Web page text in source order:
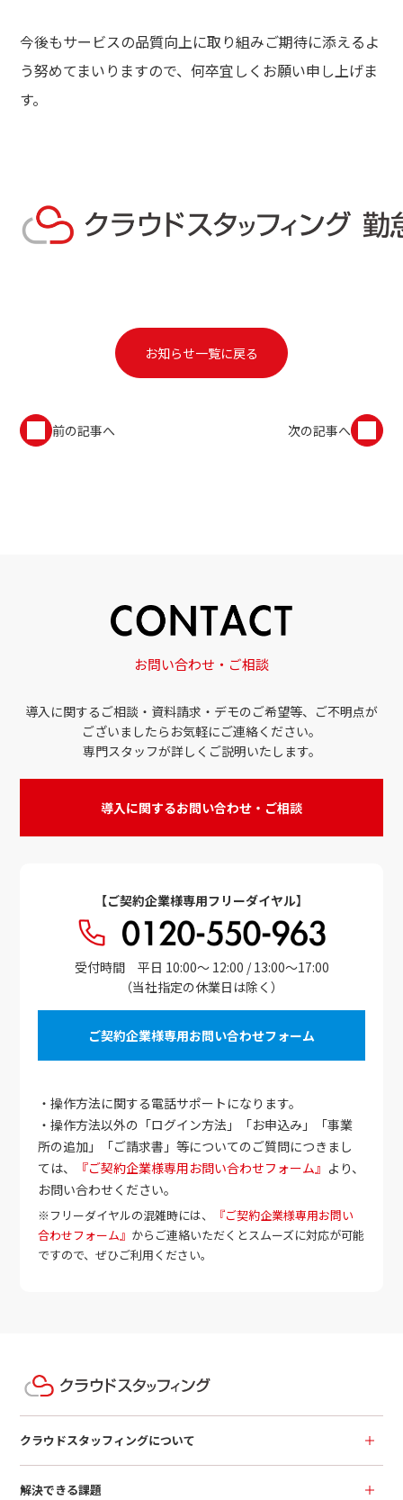
今後もサービスの品質向上に取り組みご期待に添えるよ
う努めてまいりますので、何卒宜しくお願い申し上げま
す。
お知らせ一覧に戻る
前の記事へ 次の記事へ
お問い合わせ・ご相談
導入に関するご相談・資料請求・デモのご希望等、ご不明点が
ございましたらお気軽にご連絡ください。
専門スタッフが詳しくご説明いたします。
導入に関するお問い合わせ・ご相談
【ご契約企業様専用フリーダイヤル】
受付時間 平日 10:00～ 12:00 / 13:00～17:00
（当社指定の休業日は除く）
ご契約企業様専用お問い合わせフォーム
・操作方法に関する電話サポートになります。
・操作方法以外の「ログイン方法」「お申込み」「事業
所の追加」「ご請求書」等についてのご質問につきまし
ては、
『ご契約企業様専用お問い合わせフォーム』 より、
お問い合わせください。
※フリーダイヤルの混雑時には、
『ご契約企業様専用お問い
合わせフォーム』 からご連絡いただくとスムーズに対応が可能
ですので、ぜひご利用ください。
クラウドスタッフィングについて
解決できる課題